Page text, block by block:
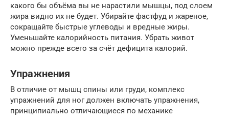
какого бы объёма вы не нарастили мышцы, под слоем
жира видно их не будет. Убирайте фастфуд и жареное,
сокращайте быстрые углеводы и вредные жиры.
Уменьшайте калорийность питания. Убрать живот
можно прежде всего за счёт дефицита калорий.
Упражнения
В отличие от мышц спины или груди, комплекс
упражнений для ног должен включать упражнения,
принципиально отличающиеся по механике